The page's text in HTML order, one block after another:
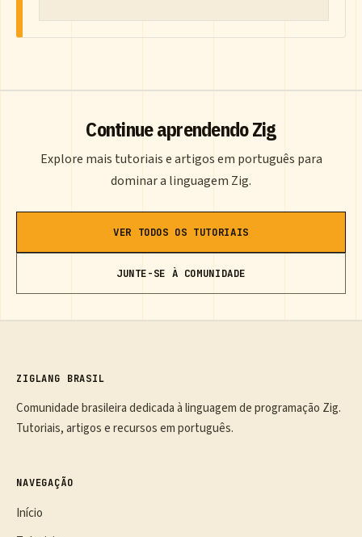
Continue aprendendo Zig
Explore mais tutoriais e artigos em português para
dominar a linguagem Zig.
VER TODOS OS TUTORIAIS
JUNTE-SE À COMUNIDADE
ZIGLANG BRASIL
Comunidade brasileira dedicada à linguagem de programação Zig.
Tutoriais, artigos e recursos em português.
NAVEGAÇÃO
Início